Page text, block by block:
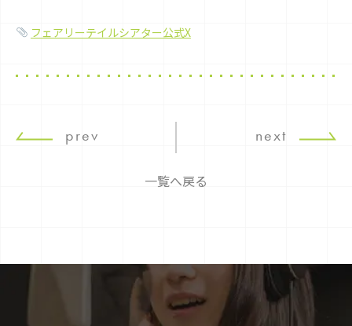
フェアリーテイルシアター公式X
prev
一覧へ戻る
next